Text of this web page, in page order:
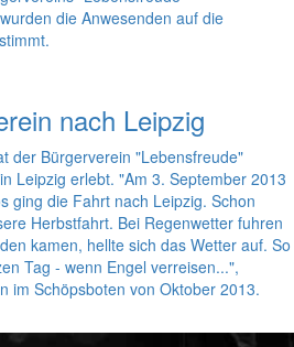
die Anwesenden auf die
nach Leipzig
der Bürgerverein "Lebensfreude"
Leipzig erlebt. "Am 3. September 2013
ging die Fahrt nach Leipzig. Schon
Herbstfahrt. Bei Regenwetter fuhren
kamen, hellte sich das Wetter auf. So
Tag - wenn Engel verreisen...",
im Schöpsboten von Oktober 2013.